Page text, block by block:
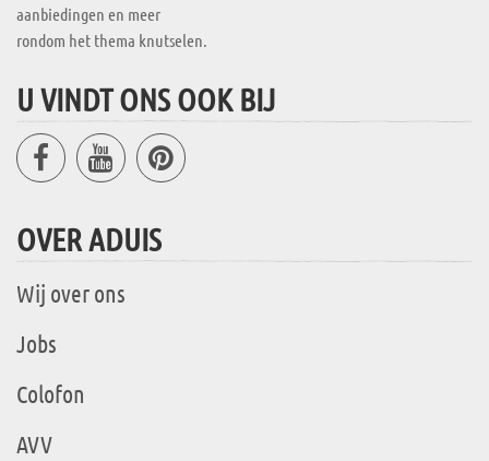
aanbiedingen en meer
rondom het thema knutselen.
U VINDT ONS OOK BIJ
OVER ADUIS
Wij over ons
Jobs
Colofon
AVV